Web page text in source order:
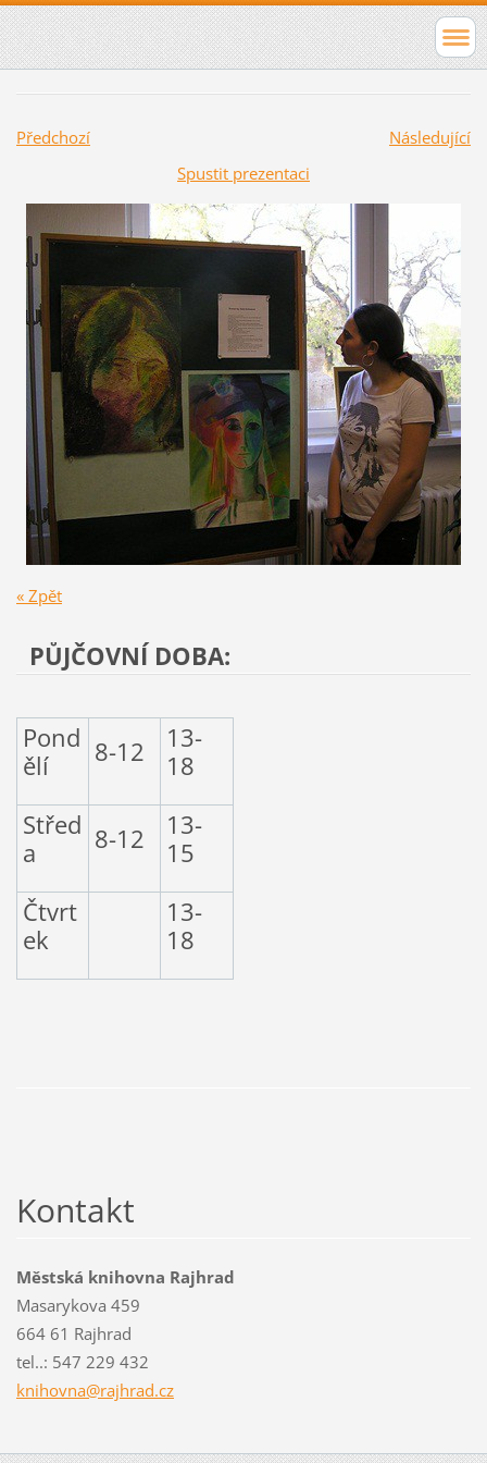
Předchozí
Následující
Spustit prezentaci
« Zpět
PŮJČOVNÍ DOBA:
Pond
ělí
8-12
13-
18
Střed
a
8-12
13-
15
Čtvrt
ek
13-
18
Kontakt
Městská knihovna Rajhrad
Masarykova 459
664 61 Rajhrad
tel..: 547 229 432
knihovna@rajhrad.cz